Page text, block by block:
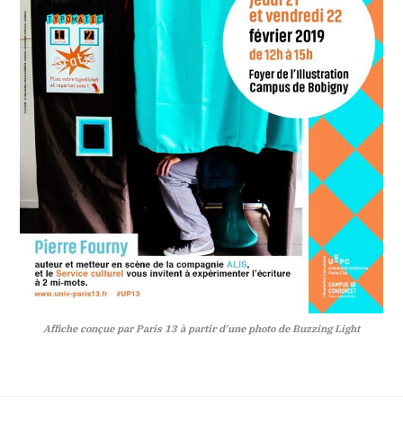
Affiche conçue par Paris 13 à partir d'une photo de Buzzing Light